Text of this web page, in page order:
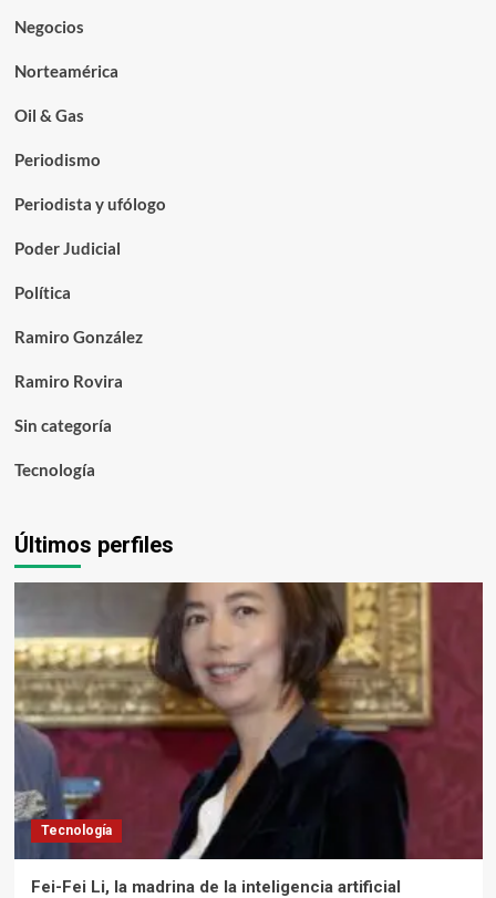
Negocios
Norteamérica
Oil & Gas
Periodismo
Periodista y ufólogo
Poder Judicial
Política
Ramiro González
Ramiro Rovira
Sin categoría
Tecnología
Últimos perfiles
Tecnología
Fei-Fei Li, la madrina de la inteligencia artificial